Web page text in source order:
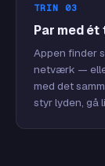
TRIN 03
Par med ét
Appen finder
netværk —
med det
styr lyden, gå